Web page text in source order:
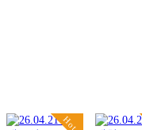
Hot